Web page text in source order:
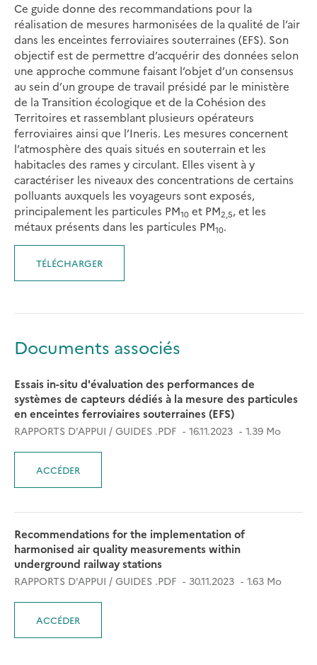
Ce guide donne des recommandations pour la
réalisation de mesures harmonisées de la qualité de l’air
dans les enceintes ferroviaires souterraines (EFS). Son
objectif est de permettre d’acquérir des données selon
une approche commune faisant l’objet d’un consensus
au sein d’un groupe de travail présidé par le ministère
de la Transition écologique et de la Cohésion des
Territoires et rassemblant plusieurs opérateurs
ferroviaires ainsi que l’Ineris. Les mesures concernent
l’atmosphère des quais situés en souterrain et les
habitacles des rames y circulant. Elles visent à y
caractériser les niveaux des concentrations de certains
polluants auxquels les voyageurs sont exposés,
principalement les particules PM10 et PM2,5, et les
métaux présents dans les particules PM10.
TÉLÉCHARGER
Documents associés
Essais in-situ d'évaluation des performances de
systèmes de capteurs dédiés à la mesure des particules
en enceintes ferroviaires souterraines (EFS)
RAPPORTS D'APPUI / GUIDES .PDF 16.11.2023 1.39 Mo
ACCÉDER
Recommendations for the implementation of
harmonised air quality measurements within
underground railway stations
RAPPORTS D'APPUI / GUIDES .PDF 30.11.2023 1.63 Mo
ACCÉDER